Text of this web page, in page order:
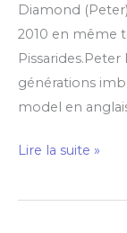
Diamond
2010 en même
générations
model en
Lire la suite »